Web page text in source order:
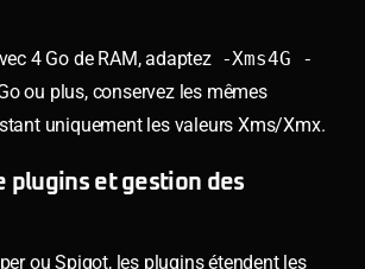
4 Go de RAM, adaptez -Xms4G -
ou plus, conservez les mêmes
uniquement les valeurs Xms/Xmx.
plugins et gestion des
ou Spigot, les plugins étendent les